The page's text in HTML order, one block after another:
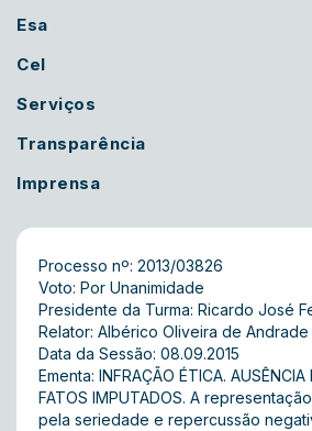
Esa
Cel
Serviços
Transparência
Imprensa
Processo nº: 2013/03826
Voto: Por Unanimidade
Presidente da Turma: Ricardo José
Relator: Albérico Oliveira de Andrade
Data da Sessão: 08.09.2015
Ementa: INFRAÇÃO ÉTICA. AUSÊNCIA
FATOS IMPUTADOS. A
pela seriedade e repercussão